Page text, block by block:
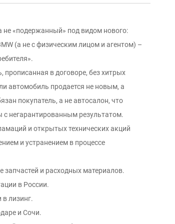
не «подержанный» под видом нового:
(а не с физическим лицом и агентом) –
в договоре, без хитрых
автомобиль продается не новым, а
покупатель, а не автосалон, что
с негарантированным результатом.
и открытых технических акций
и устранением в процессе
и расходных материалов.
в России.
лизинг.
и Сочи.